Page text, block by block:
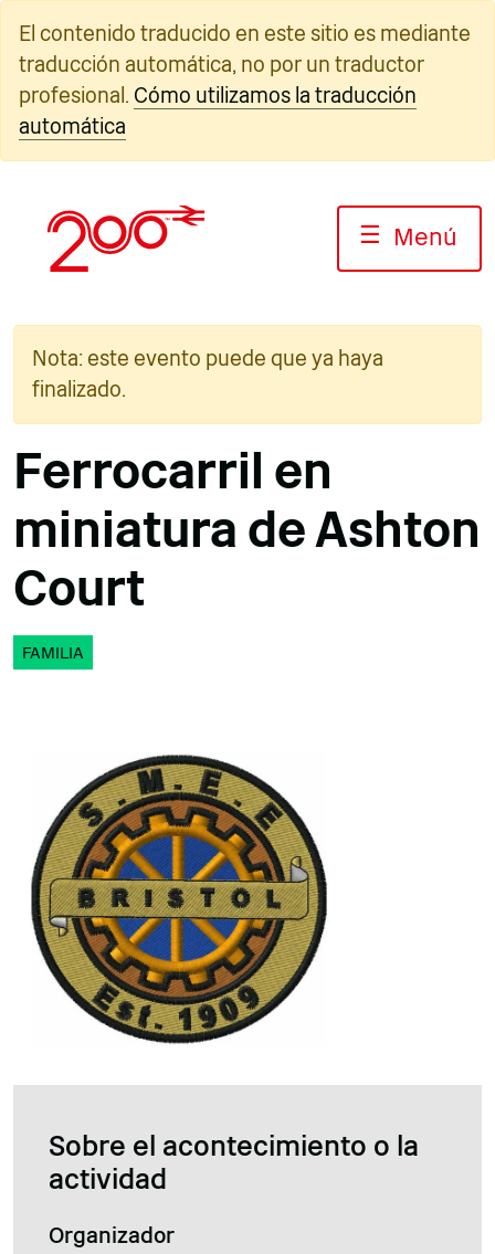
contenido
El contenido traducido en este sitio es mediante
traducción automática, no por un traductor
profesional. Cómo utilizamos la traducción
automática
☰ Menú
Nota: este evento puede que ya haya
finalizado.
Ferrocarril en
miniatura de Ashton
Court
FAMILIA
Sobre el acontecimiento o la
actividad
Organizador